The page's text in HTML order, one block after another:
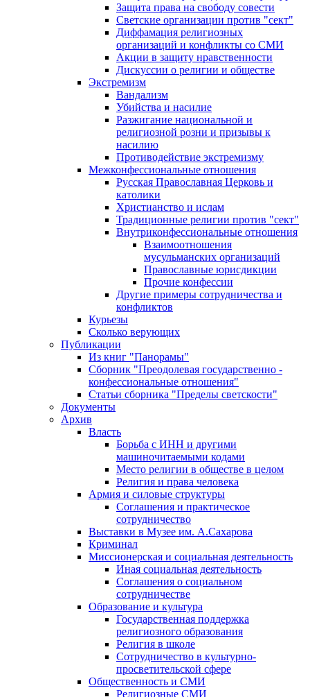
Защита права на свободу совести
Светские организации против "сект"
Диффамация религиозных
организаций и конфликты со СМИ
Акции в защиту нравственности
Дискуссии о религии и обществе
Экстремизм
Вандализм
Убийства и насилие
Разжигание национальной и
религиозной розни и призывы к
насилию
Противодействие экстремизму
Межконфессиональные отношения
Русская Православная Церковь и
католики
Христианство и ислам
Традиционные религии против "сект"
Внутриконфессиональные отношения
Взаимоотношения
мусульманских организаций
Православные юрисдикции
Прочие конфессии
Другие примеры сотрудничества и
конфликтов
Курьезы
Сколько верующих
Публикации
Из книг "Панорамы"
Сборник "Преодолевая государственно -
конфессиональные отношения"
Статьи сборника "Пределы светскости"
Документы
Архив
Власть
Борьба с ИНН и другими
машиночитаемыми кодами
Место религии в обществе в целом
Религия и права человека
Армия и силовые структуры
Соглашения и практическое
сотрудничество
Выставки в Музее им. А.Сахарова
Криминал
Миссионерская и социальная деятельность
Иная социальная деятельность
Соглашения о социальном
сотрудничестве
Образование и культура
Государственная поддержка
религиозного образования
Религия в школе
Сотрудничество в культурно-
просветительской сфере
Общественность и СМИ
Религиозные СМИ